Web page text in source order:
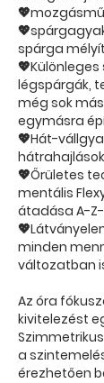
spárga
légspárgák,
még sok
egymásra
💖Hát-
hátrahajlások
💖Őrületes
mentális
átadása A-
minden
változatban
Az óra
kivitelezést
a
érezhetően